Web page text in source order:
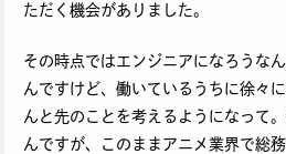
ただく機会がありました。
その時点ではエンジニアになろうな
んですけど、働いているうちに徐々
んと先のことを考えるようになって
んですが、このままアニメ業界で総